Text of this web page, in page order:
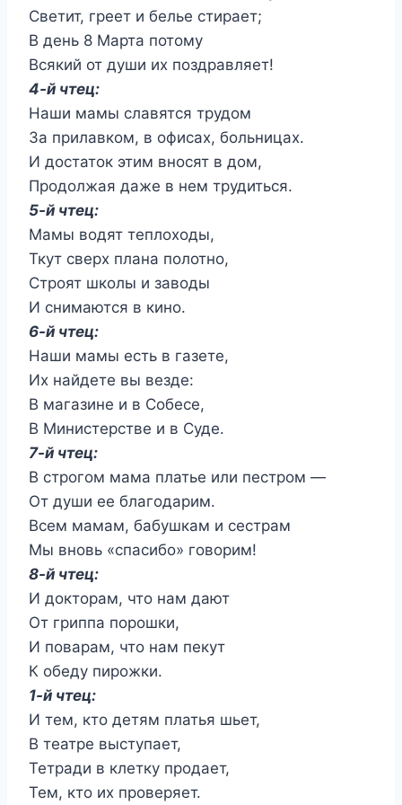
Светит, греет и белье стирает;
В день 8 Марта потому
Всякий от души их поздравляет!
4-й чтец:
Наши мамы славятся трудом
За прилавком, в офисах, больницах.
И достаток этим вносят в дом,
Продолжая даже в нем трудиться.
5-й чтец:
Мамы водят теплоходы,
Ткут сверх плана полотно,
Строят школы и заводы
И снимаются в кино.
6-й чтец:
Наши мамы есть в газете,
Их найдете вы везде:
В магазине и в Собесе,
В Министерстве и в Суде.
7-й чтец:
В строгом мама платье или пестром —
От души ее благодарим.
Всем мамам, бабушкам и сестрам
Мы вновь «спасибо» говорим!
8-й чтец:
И докторам, что нам дают
От гриппа порошки,
И поварам, что нам пекут
К обеду пирожки.
1-й чтец:
И тем, кто детям платья шьет,
В театре выступает,
Тетради в клетку продает,
Тем, кто их проверяет.